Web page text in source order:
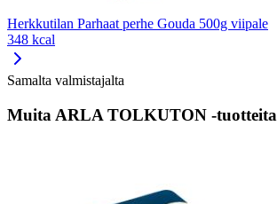
Herkkutilan Parhaat perhe Gouda 500g viipale
348 kcal
Samalta valmistajalta
Muita ARLA TOLKUTON -tuotteita